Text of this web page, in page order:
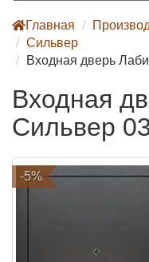
Главная
Сильвер
Входная дверь
Входная
Сильвер
-5%